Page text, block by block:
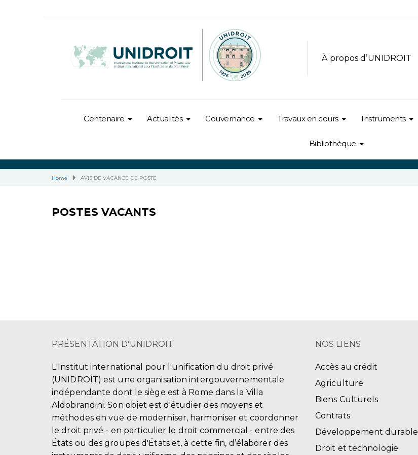
À propos d’UNIDROIT
Centenaire Actualités Gouvernance Travaux en cours Instruments
Bibliothèque
Home AVIS DE VACANCE DE POSTE
POSTES VACANTS
PRÉSENTATION D'UNIDROIT
L'Institut international pour l'unification du droit privé
(UNIDROIT) est une organisation intergouvernementale
indépendante dont le siège est à Rome dans la Villa
Aldobrandini. Son objet est d'étudier des moyens et
méthodes en vue de moderniser, harmoniser et coordonner
le droit privé - en particulier le droit commercial - entre des
États ou des groupes d'États et, à cette fin, d’élaborer des
NOS LIENS
Accès au crédit
Agriculture
Biens Culturels
Contrats
Développement durable
Droit et technologie